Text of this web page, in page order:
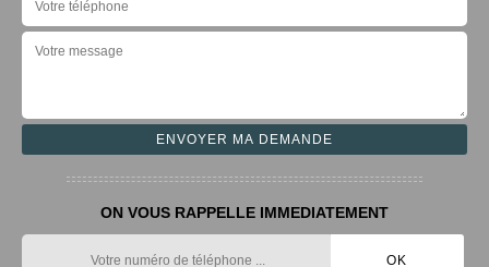
ON VOUS RAPPELLE IMMEDIATEMENT